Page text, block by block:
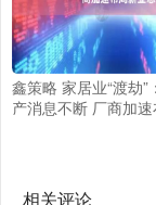
鑫策略 家居业“渡劫”
产消息不断 厂商加
相关评论